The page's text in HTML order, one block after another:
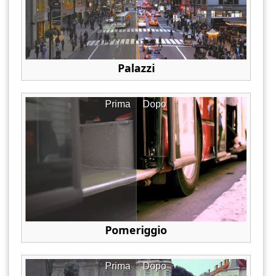
Palazzi
Dopo
Prima
Pomeriggio
Dopo
Prima